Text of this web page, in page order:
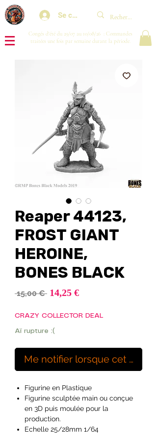
Se connecter
Congés d'été du 29/07 au 10/08/26 : Commandes
traitées une fois par semaine durant la période.
Reaper 44123,
FROST GIANT
HEROINE,
BONES BLACK
15,00 € Prix
14,25 €Prix
CRAZY COLLECTOR DEAL
Aï rupture :(
Me notifier lorsque cet
Figurine en Plastique
Figurine sculptée main ou conçue
en 3D puis moulée pour la
production.
Echelle 25/28mm 1/64